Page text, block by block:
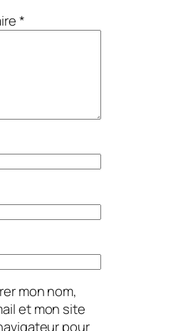
*
mon nom,
et mon site
pour